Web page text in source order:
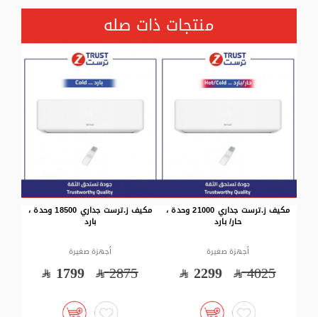
منتجات ذات صله
مكيف ز.ترست جداري 18500 وحدة ،
بارد
أجهزة صغيرة
2875
1799
مكيف ز.ترست شباك 21800 وحدة ، بارد
أجهزة صغيرة
2990
1799